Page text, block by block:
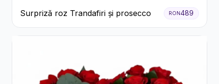
Surpriză roz Trandafiri și prosecco RON489